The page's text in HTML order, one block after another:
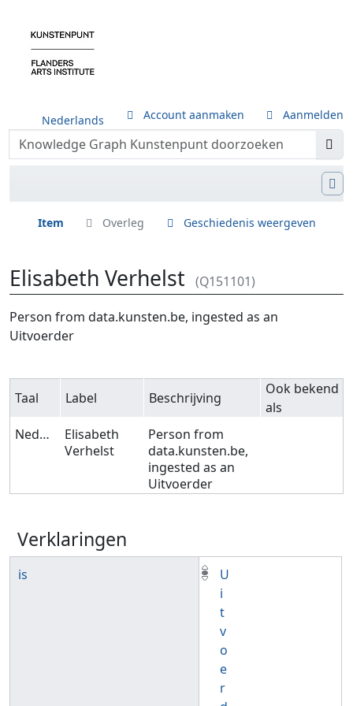
Nederlands Account aanmaken Aanmelden
Item Overleg Geschiedenis weergeven
Elisabeth Verhelst (Q151101)
Ga naar:navigatie,zoeken
Person from data.kunsten.be, ingested as an
Uitvoerder
Taal Label Beschrijving
Ook bekend
als
Nederlands
Elisabeth
Verhelst
Person from
data.kunsten.be,
ingested as an
Uitvoerder
Verklaringen
is
U
i
t
v
o
e
r